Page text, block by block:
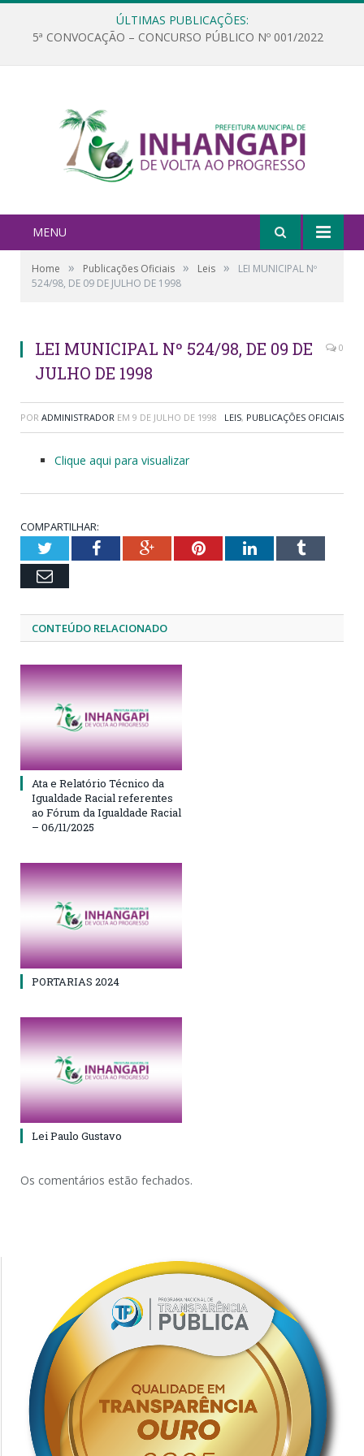
ÚLTIMAS PUBLICAÇÕES:
5ª CONVOCAÇÃO – CONCURSO PÚBLICO Nº 001/2022
MENU
Home » Publicações Oficiais » Leis »
LEI MUNICIPAL Nº
524/98, DE 09 DE JULHO DE 1998
LEI MUNICIPAL Nº 524/98, DE 09 DE
JULHO DE 1998
0
POR ADMINISTRADOR EM 9 DE JULHO DE 1998 LEIS, PUBLICAÇÕES OFICIAIS
Clique aqui para visualizar
COMPARTILHAR:
TwitterFacebookGoogle+PinterestLinkedInTumblr
Email
CONTEÚDO RELACIONADO
Ata e Relatório Técnico da
Igualdade Racial referentes
ao Fórum da Igualdade Racial
– 06/11/2025
PORTARIAS 2024
Lei Paulo Gustavo
Os comentários estão fechados.